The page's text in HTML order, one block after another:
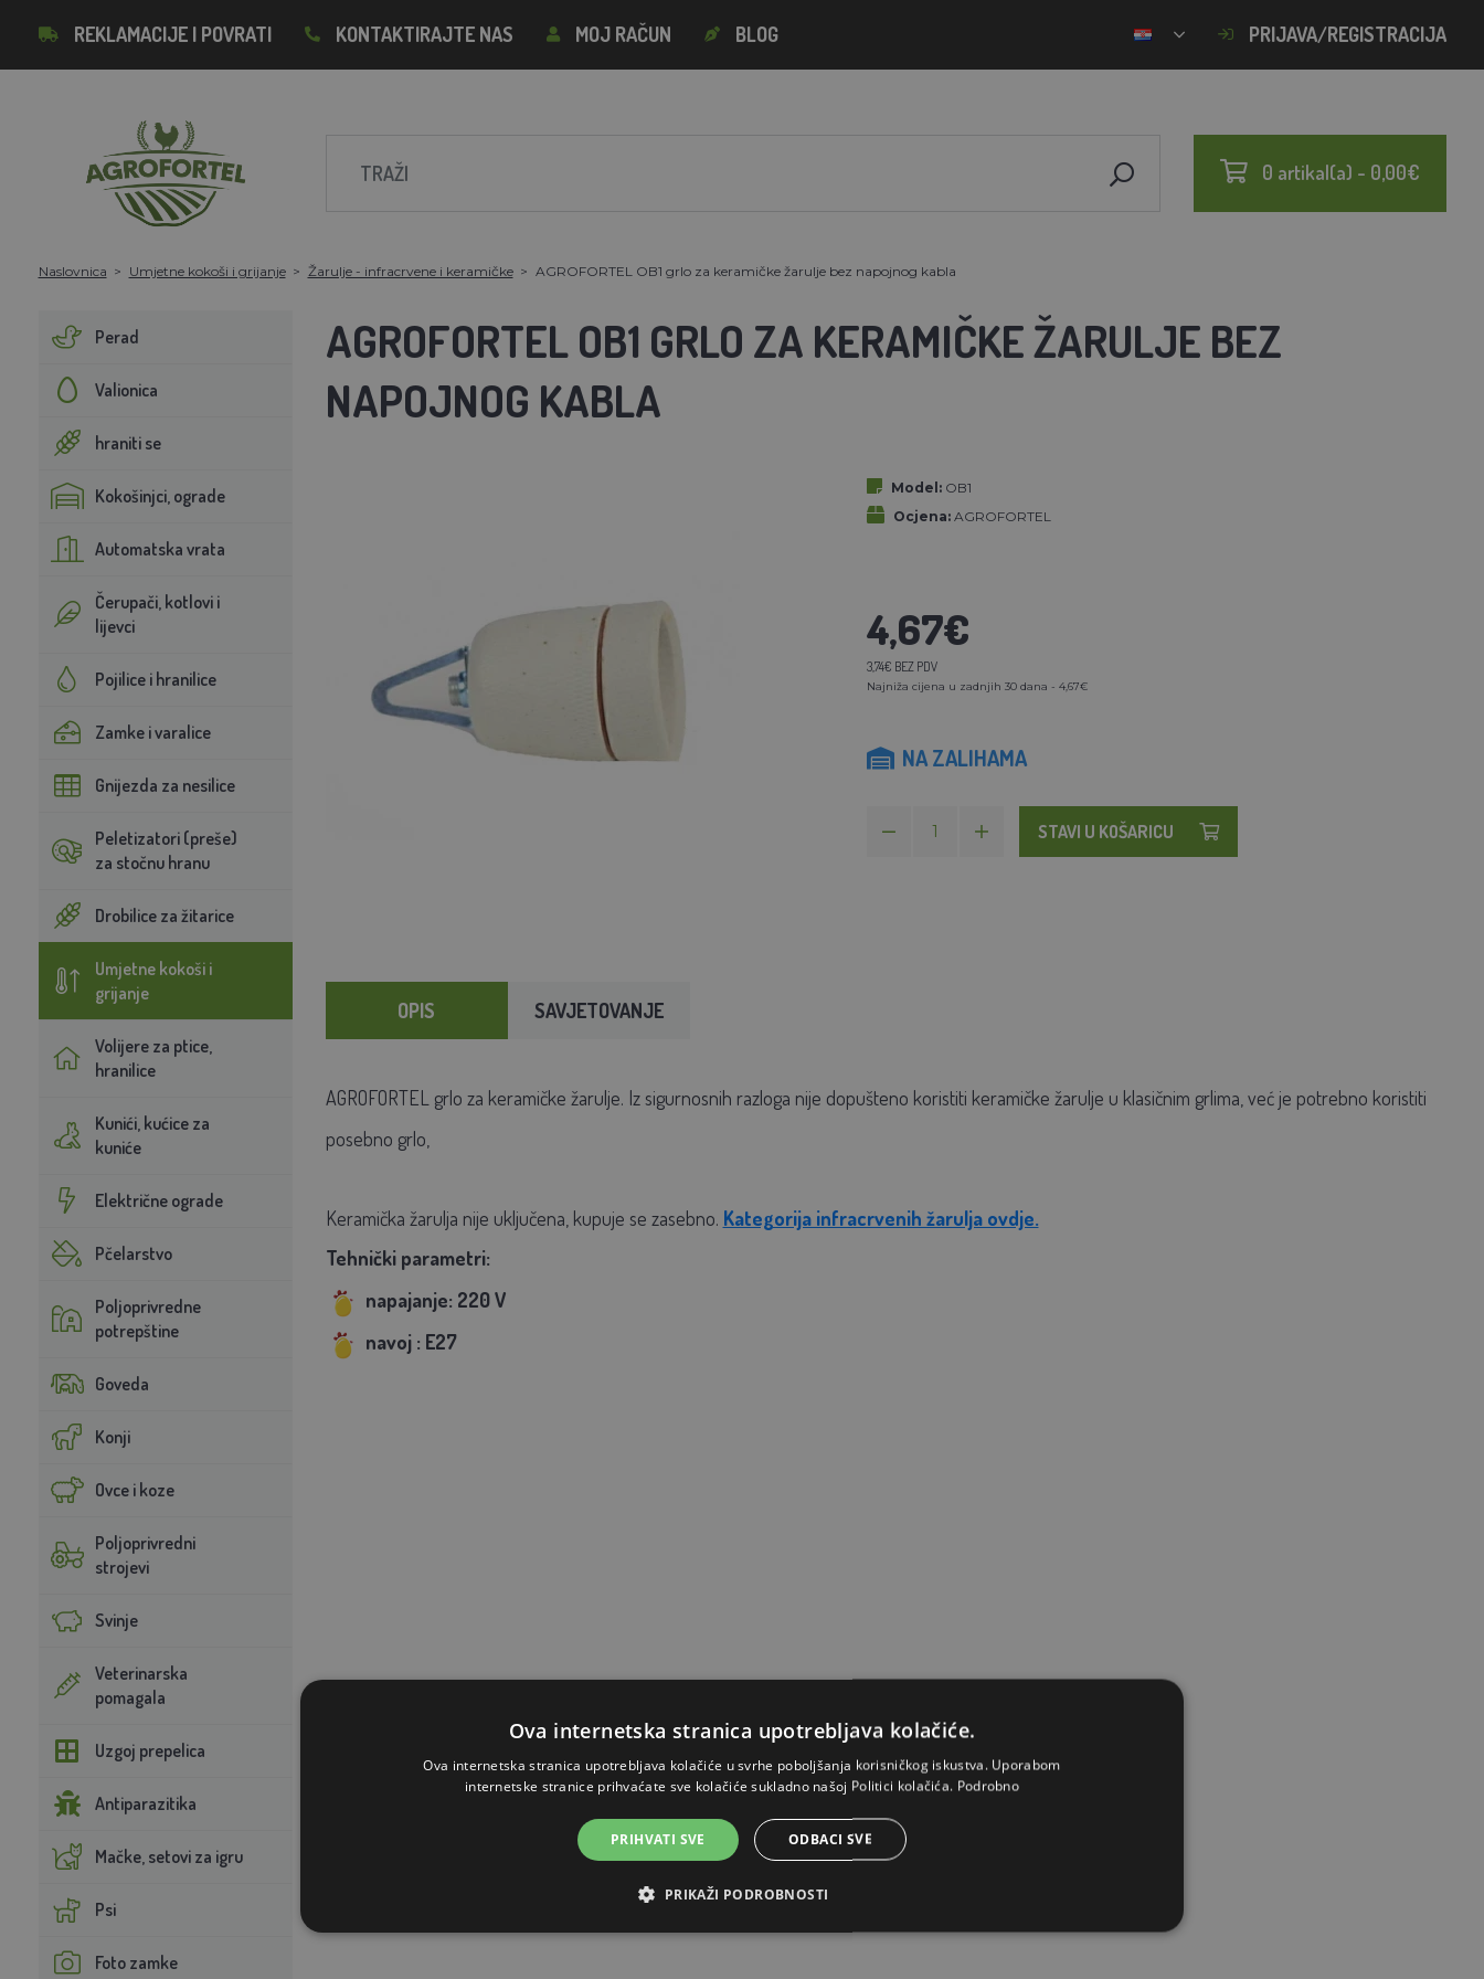
REKLAMACIJE I POVRATI KONTAKTIRAJTE NAS MOJ RAČUN BLOG PRIJAVA/REGISTRACIJA
0 artikal(a) - 0,00€
Naslovnica Umjetne kokoši i grijanje Žarulje - infracrvene i keramičke AGROFORTEL OB1 grlo za keramičke žarulje bez napojnog kabla
Perad
Valionica
hraniti se
Kokošinjci, ograde
Automatska vrata
Čerupači, kotlovi i
lijevci
Pojilice i hranilice
Zamke i varalice
Gnijezda za nesilice
Peletizatori (preše)
za stočnu hranu
Drobilice za žitarice
Umjetne kokoši i
grijanje
Volijere za ptice,
hranilice
Kunići, kućice za
kuniće
Električne ograde
Pčelarstvo
Poljoprivredne
potrepštine
Goveda
Konji
Ovce i koze
Poljoprivredni
strojevi
Svinje
Veterinarska
pomagala
Uzgoj prepelica
Antiparazitika
Mačke, setovi za igru
Psi
Foto zamke
AGROFORTEL OB1 GRLO ZA KERAMIČKE ŽARULJE BEZ
NAPOJNOG KABLA
Model: OB1
Ocjena: AGROFORTEL
4,67€
3,74€ BEZ PDV
Najniža cijena u zadnjih 30 dana - 4,67€
NA ZALIHAMA
STAVI U KOŠARICU
OPIS SAVJETOVANJE
AGROFORTEL grlo za keramičke žarulje. Iz sigurnosnih razloga nije dopušteno koristiti keramičke žarulje u klasičnim grlima, već je potrebno koristiti
posebno grlo,
Keramička žarulja nije uključena, kupuje se zasebno. Kategorija infracrvenih žarulja ovdje.
Tehnički parametri:
napajanje: 220 V
navoj : E27
Ova internetska stranica upotrebljava kolačiće.
Ova internetska stranica upotrebljava kolačiće u svrhe poboljšanja korisničkog iskustva. Uporabom
internetske stranice prihvaćate sve kolačiće sukladno našoj Politici kolačića. Podrobno
PRIHVATI SVE ODBACI SVE
PRIKAŽI PODROBNOSTI